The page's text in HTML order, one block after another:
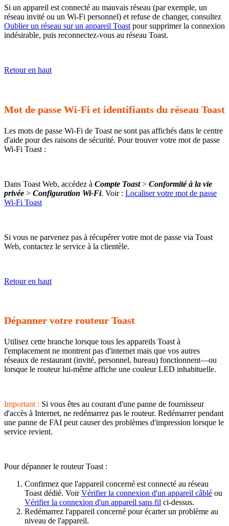
Si un appareil est connecté au mauvais réseau (par exemple, un
réseau invité ou un Wi-Fi personnel) et refuse de changer, consultez
Oublier un réseau sur un appareil Toast pour supprimer la connexion
indésirable, puis reconnectez-vous au réseau Toast.
Retour en haut
Mot de passe Wi-Fi et identifiants du réseau Toast
Les mots de passe Wi-Fi de Toast ne sont pas affichés dans le centre
d'aide pour des raisons de sécurité. Pour trouver votre mot de passe
Wi-Fi Toast :
Dans Toast Web, accédez à Compte Toast> Conformité à la vie
privée > Configuration Wi-Fi. Voir : Localiser votre mot de passe
Wi-Fi Toast
Si vous ne parvenez pas à récupérer votre mot de passe via Toast
Web, contactez le service à la clientèle.
Retour en haut
Dépanner votre routeur Toast
Utilisez cette branche lorsque tous les appareils Toast à
l'emplacement ne montrent pas d'internet mais que vos autres
réseaux de restaurant (invité, personnel, bureau) fonctionnent—ou
lorsque le routeur lui-même affiche une couleur LED inhabituelle.
Important : Si vous êtes au courant d'une panne de fournisseur
d'accès à Internet, ne redémarrez pas le routeur. Redémarrer pendant
une panne de FAI peut causer des problèmes d'impression lorsque le
service revient.
Pour dépanner le routeur Toast :
Confirmez que l'appareil concerné est connecté au réseau
Toast dédié. VoirVérifier la connexion d'un appareil câblé ou
Vérifier la connexion d'un appareil sans fil ci-dessus.
Redémarrez l'appareil concerné pour écarter un problème au
niveau de l'appareil.